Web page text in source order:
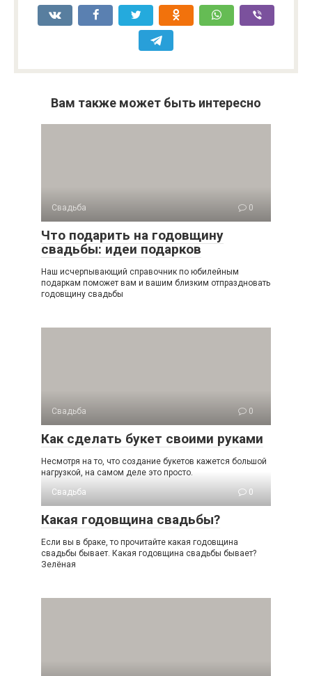
Вам также может быть интересно
Свадьба 0
Что подарить на годовщину
свадьбы: идеи подарков
Наш исчерпывающий справочник по юбилейным
подаркам поможет вам и вашим близким отпраздновать
годовщину свадьбы
Свадьба 0
Как сделать букет своими руками
Несмотря на то, что создание букетов кажется большой
нагрузкой, на самом деле это просто.
Свадьба
0
Какая годовщина свадьбы?
Если вы в браке, то прочитайте какая годовщина
свадьбы бывает. Какая годовщина свадьбы бывает?
Зелёная